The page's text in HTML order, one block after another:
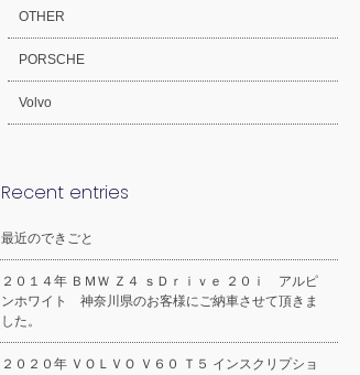
OTHER
PORSCHE
Volvo
Recent entries
最近のできごと
２０１４年 ＢＭＷ Ｚ４ ｓＤｒｉｖｅ ２０ｉ アルピ
ンホワイト 神奈川県のお客様にご納車させて頂きま
した。
２０２０年 ＶＯＬＶＯ Ｖ６０ Ｔ５ インスクリプショ